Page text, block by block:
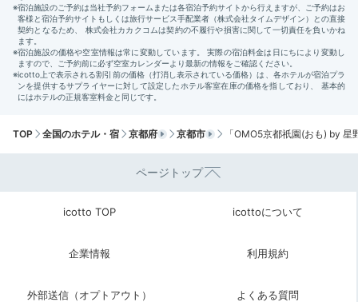
peco_nao
朝食は「おへやベーカリーセット」を利用。寝る前に自
分でホームベーカリーをセットし、朝から焼きたてパン
Check-out
寛ぎつつ荷物をまとめ
TOP 全国のホテル・宿 京都府 京都市 「OMO5京都祇園(おも) by
ページトップ
icotto TOP icottoについて
企業情報 利用規約
外部送信（オプトアウト） よくある質問